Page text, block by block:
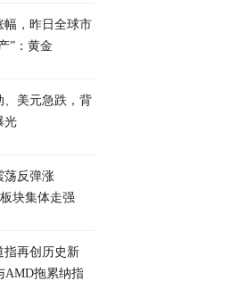
幅，昨日全球市
”：黄金
、美元急跌，背
光
荡反弹涨
块集体走强
指再创历史新
AMD拖累纳指